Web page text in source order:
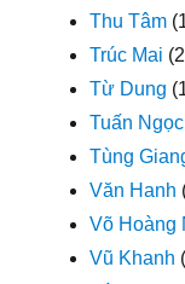
Thu Tâm
Trúc Mai
Từ Dung
Tuấn Ngọc
Tùng
Văn Hanh
Võ Hoàng
Vũ Khanh